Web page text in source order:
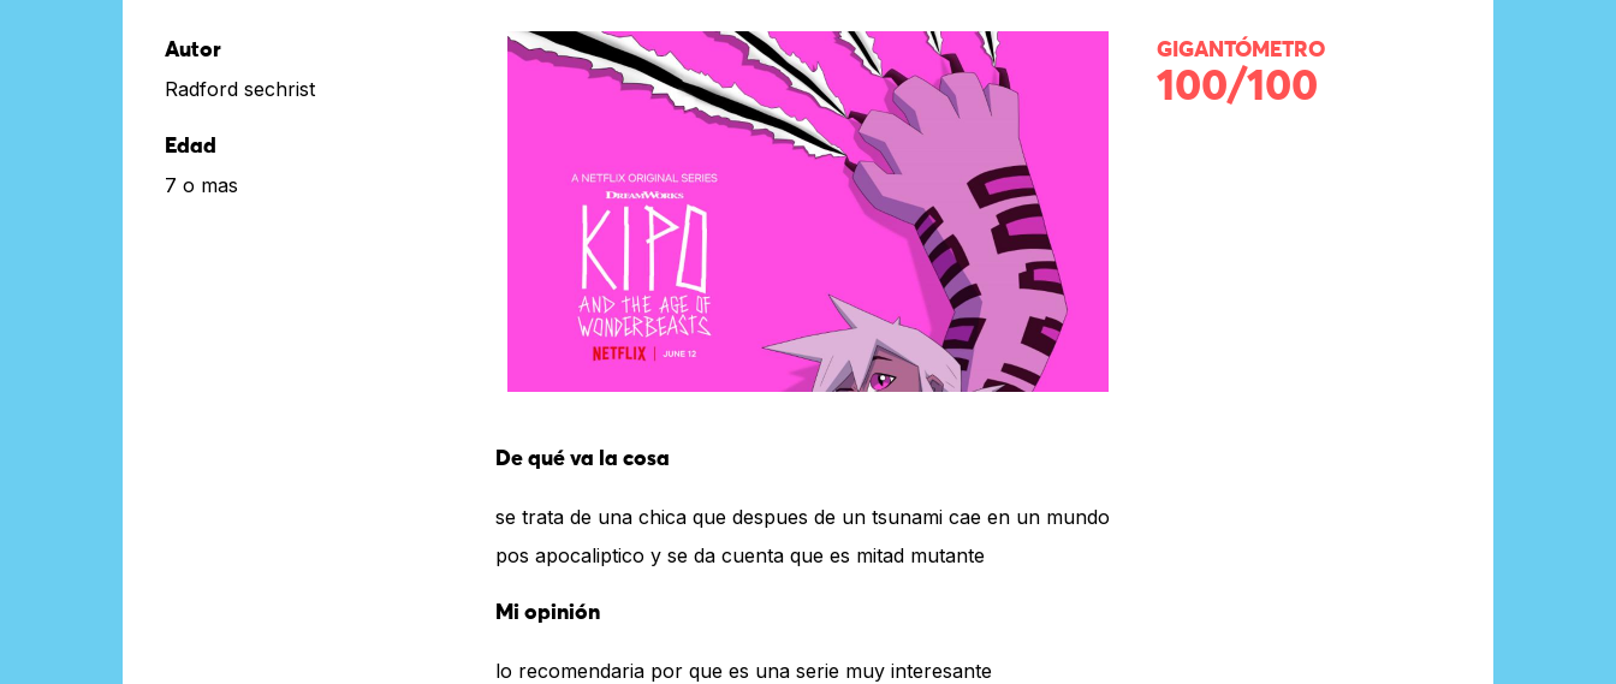
Autor
Radford sechrist
Edad
7 o mas
De qué va la cosa
se trata de una chica que despues de un tsunami cae en un mundo
pos apocaliptico y se da cuenta que es mitad mutante
Mi opinión
lo recomendaria por que es una serie muy interesante
GIGANTÓMETRO
100/100